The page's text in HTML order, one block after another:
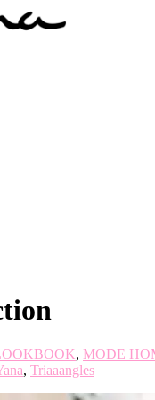
, MODE
, Triaaangles